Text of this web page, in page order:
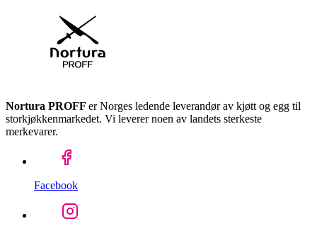
Nortura PROFF er Norges ledende leverandør av kjøtt og egg til
storkjøkkenmarkedet. Vi leverer noen av landets sterkeste
merkevarer.
Facebook